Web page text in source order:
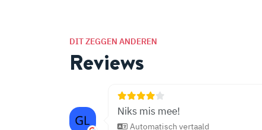
DIT ZEGGEN ANDEREN
Reviews
Niks mis mee!
Automatisch vertaald